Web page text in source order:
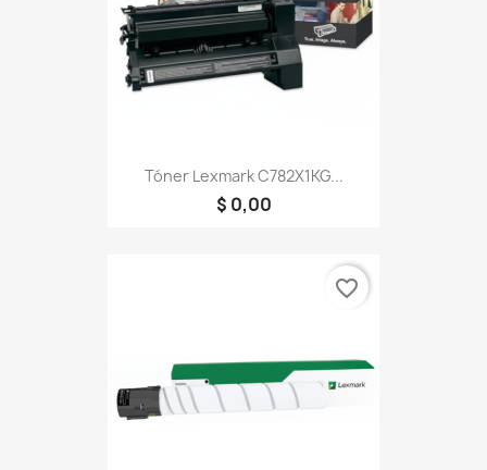
Tóner Lexmark C782X1KG...
$ 0,00
favorite_border